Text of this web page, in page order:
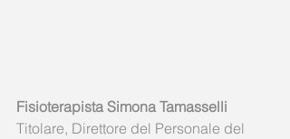
Fisioterapista Simona Tamasselli
Titolare, Direttore del Personale del